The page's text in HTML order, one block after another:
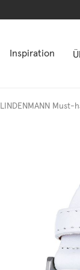
Inspiration
LINDENMANN Must-